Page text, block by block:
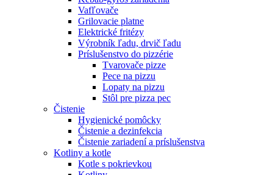
Vafľovače
Grilovacie platne
Elektrické fritézy
Výrobník ľadu, drvič ľadu
Príslušenstvo do pizzérie
Tvarovače pizze
Pece na pizzu
Lopaty na pizzu
Stôl pre pizza pec
Čistenie
Hygienické pomôcky
Čistenie a dezinfekcia
Čistenie zariadení a príslušenstva
Kotliny a kotle
Kotle s pokrievkou